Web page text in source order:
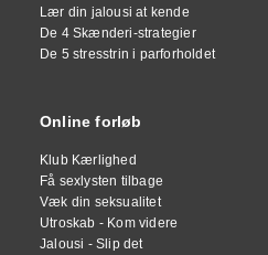
Lær din jalousi at kende
De 4 Skænderi-strategier
De 5 stresstrin i parforholdet
Online forløb
Klub Kærlighed
Få sexlysten tilbage
Væk din seksualitet
Utroskab - Kom videre
Jalousi - Slip det